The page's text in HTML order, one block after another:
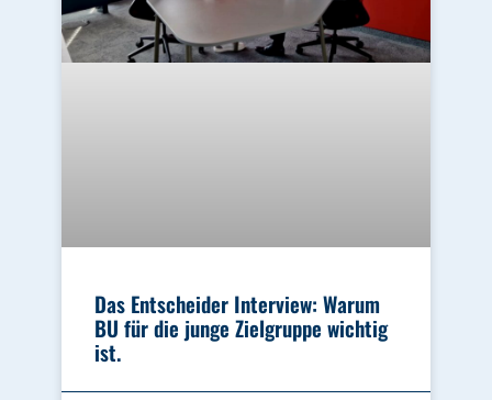
Das Entscheider Interview: Warum
BU für die junge Zielgruppe wichtig
ist.